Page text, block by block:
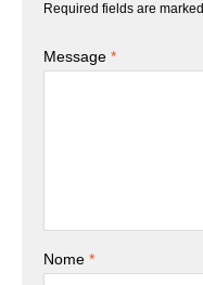
Required fields are marked
Message *
Nome *